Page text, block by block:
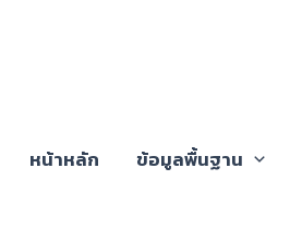
หน้าหลัก ข้อมูลพื้นฐาน